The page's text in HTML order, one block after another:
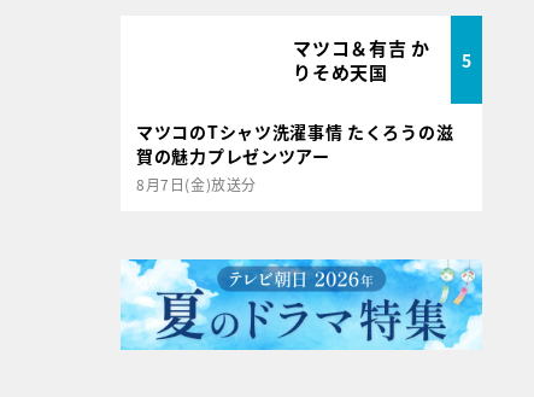
マツコ＆有吉 か
りそめ天国
5
マツコのTシャツ洗濯事情 たくろうの滋
賀の魅力プレゼンツアー
8月7日(金)放送分